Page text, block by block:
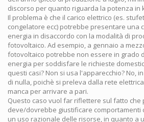
discorso per quanto riguarda la potenza in
Il problema è che il carico elettrico (es.
congelatore ecc) potrebbe presentare una
energia in disaccordo con la modalità di
fotovoltaico. Ad esempio, a gennaio a
fotovoltaico potrebbe non essere in grado
energia per soddisfare le richieste
questi casi? Non si usa l'apparecchio? No,
di nulla, poichè si preleva dalla rete
manca per arrivare a pari.
Questo caso vuol far riflettere sul fatto
deve/dovrebbe giustificare comportamenti
un uso razionale delle risorse, in quanto a